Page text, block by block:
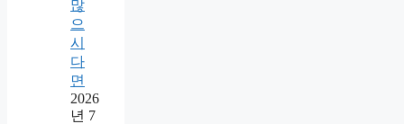
많
으
시
다
면
2026
년 7